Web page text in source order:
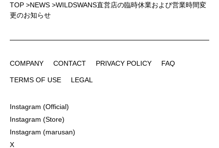
TOP >NEWS >WILDSWANS直営店の臨時休業および営業時間変
更のお知らせ
COMPANY
CONTACT
PRIVACY POLICY
FAQ
TERMS OF USE
LEGAL
Instagram (Official)
Instagram (Store)
Instagram (marusan)
X